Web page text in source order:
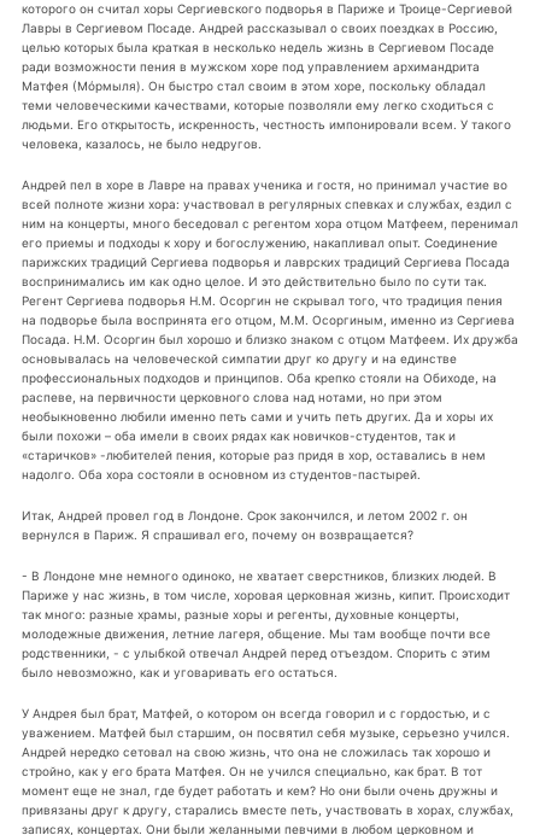
которого он считал хоры Сергиевского подворья в Париже и Троице-Сергиевой
Лавры в Сергиевом Посаде. Андрей рассказывал о своих поездках в Россию,
целью которых была краткая в несколько недель жизнь в Сергиевом Посаде
ради возможности пения в мужском хоре под управлением архимандрита
Матфея (Мόрмыля). Он быстро стал своим в этом хоре, поскольку обладал
теми человеческими качествами, которые позволяли ему легко сходиться с
людьми. Его открытость, искренность, честность импонировали всем. У такого
человека, казалось, не было недругов.
Андрей пел в хоре в Лавре на правах ученика и гостя, но принимал участие во
всей полноте жизни хора: участвовал в регулярных спевках и службах, ездил с
ним на концерты, много беседовал с регентом хора отцом Матфеем, перенимал
его приемы и подходы к хору и богослужению, накапливал опыт. Соединение
парижских традиций Сергиева подворья и лаврских традиций Сергиева Посада
воспринимались им как одно целое. И это действительно было по сути так.
Регент Сергиева подворья Н.М. Осоргин не скрывал того, что традиция пения
на подворье была воспринята его отцом, М.М. Осоргиным, именно из Сергиева
Посада. Н.М. Осоргин был хорошо и близко знаком с отцом Матфеем. Их дружба
основывалась на человеческой симпатии друг ко другу и на единстве
профессиональных подходов и принципов. Оба крепко стояли на Обиходе, на
распеве, на первичности церковного слова над нотами, но при этом
необыкновенно любили именно петь сами и учить петь других. Да и хоры их
были похожи – оба имели в своих рядах как новичков-студентов, так и
«старичков» -любителей пения, которые раз придя в хор, оставались в нем
надолго. Оба хора состояли в основном из студентов-пастырей.
Итак, Андрей провел год в Лондоне. Срок закончился, и летом 2002 г. он
вернулся в Париж. Я спрашивал его, почему он возвращается?
- В Лондоне мне немного одиноко, не хватает сверстников, близких людей. В
Париже у нас жизнь, в том числе, хоровая церковная жизнь, кипит. Происходит
так много: разные храмы, разные хоры и регенты, духовные концерты,
молодежные движения, летние лагеря, общение. Мы там вообще почти все
родственники, - с улыбкой отвечал Андрей перед отъездом. Спорить с этим
было невозможно, как и уговаривать его остаться.
У Андрея был брат, Матфей, о котором он всегда говорил и с гордостью, и с
уважением. Матфей был старшим, он посвятил себя музыке, серьезно учился.
Андрей нередко сетовал на свою жизнь, что она не сложилась так хорошо и
стройно, как у его брата Матфея. Он не учился специально, как брат. В тот
момент еще не знал, где будет работать и кем? Но они были очень дружны и
привязаны друг к другу, старались вместе петь, участвовать в хорах, службах,
записях, концертах. Они были желанными певчими в любом церковном и